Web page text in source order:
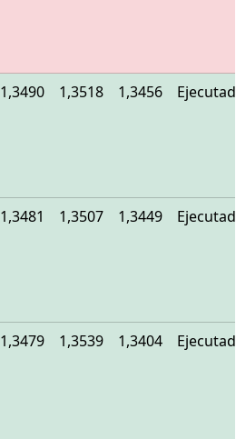
1,3490 1,3518 1,3456 Ejecutado
1,3481 1,3507 1,3449 Ejecutado
1,3479 1,3539 1,3404 Ejecutado